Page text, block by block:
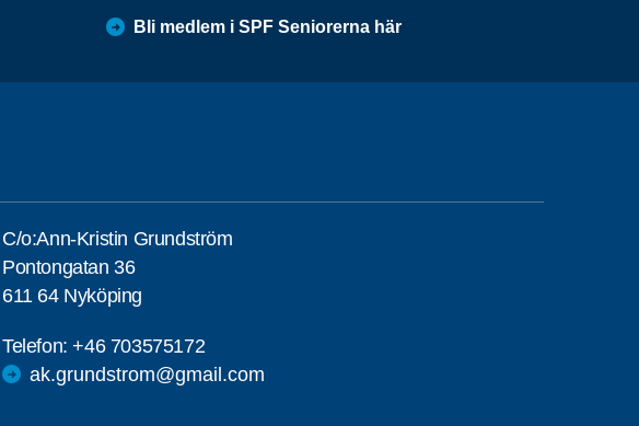
Bli medlem i SPF Seniorerna här
C/o:Ann-Kristin Grundström
Pontongatan 36
611 64 Nyköping
Telefon:+46 703575172
ak.grundstrom@gmail.com